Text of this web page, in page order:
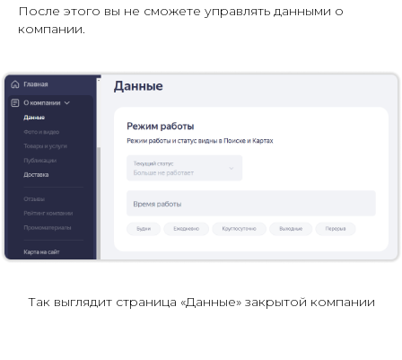
После этого вы не сможете управлять данными о
компании.
Так выглядит страница «Данные» закрытой компании